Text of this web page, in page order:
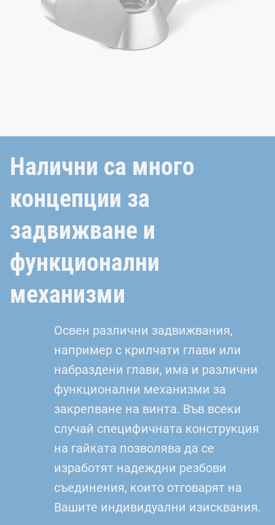
Налични са много
концепции за
задвижване и
функционални
механизми
Освен различни задвижвания,
например с крилчати глави или
набраздени глави, има и различни
функционални механизми за
закрепване на винта. Във всеки
случай специфичната конструкция
на гайката позволява да се
изработят надеждни резбови
съединения, които отговарят на
Вашите индивидуални изисквания.